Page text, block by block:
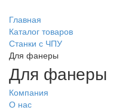
Главная
Каталог товаров
Станки с ЧПУ
Для фанеры
Для фанеры
Компания
О нас